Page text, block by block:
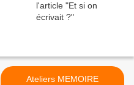
Ateliers MEMOIRE